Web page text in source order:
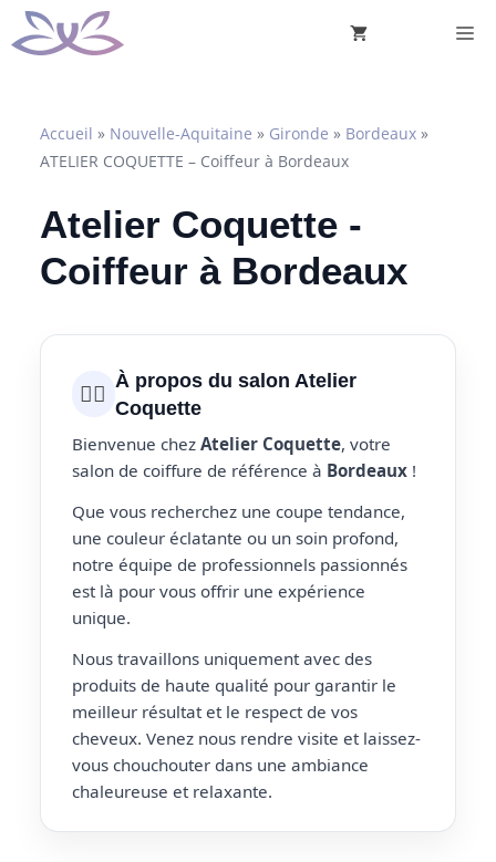
Aller
au
Accueil » Nouvelle-Aquitaine » Gironde » Bordeaux »
ATELIER COQUETTE – Coiffeur à Bordeaux
Atelier Coquette -
Coiffeur à Bordeaux
💇‍♀️ À propos du salon Atelier
Coquette
Bienvenue chez Atelier Coquette, votre
salon de coiffure de référence à Bordeaux !
Que vous recherchez une coupe tendance,
une couleur éclatante ou un soin profond,
notre équipe de professionnels passionnés
est là pour vous offrir une expérience
unique.
Nous travaillons uniquement avec des
produits de haute qualité pour garantir le
meilleur résultat et le respect de vos
cheveux. Venez nous rendre visite et laissez-
vous chouchouter dans une ambiance
chaleureuse et relaxante.